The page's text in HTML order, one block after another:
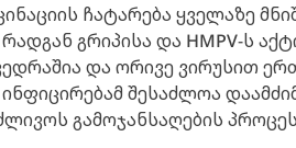
ჩატარება ყველაზე
გრიპისა და HMPV-ს
და ორივე ვირუსით
შესაძლოა
გამოჯანსაღების